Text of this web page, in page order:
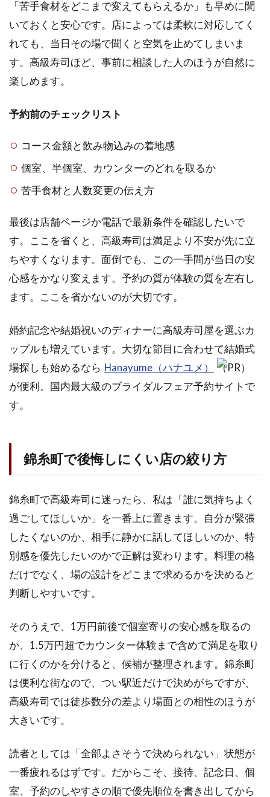
「苦手食材をどこまで変えてもらえるか」も早めに聞
いておくと安心です。店によっては柔軟に対応してく
れても、当日その場で聞くと空気を止めてしまいま
す。高級寿司ほど、事前に相談した人のほうが自然に
楽しめます。
予約前のチェックリスト
コース金額と飲み物込みの着地感
個室、半個室、カウンターのどれを取るか
苦手食材と人数変更の伝え方
最後は店舗ページか電話で最新条件を確認したいで
す。ここを省くと、高級寿司は満足より不安が先に立
ちやすくなります。面倒でも、この一手間が当日の安
心感をかなり変えます。予約の質が体験の質を左右し
ます。ここを省かないのが大切です。
婚約記念や結婚祝いのディナーに高級寿司屋を選ぶカ
ップルも増えています。大切な節目に合わせて結婚式
場探しも始めるなら Hanayume（ハナユメ）
（PR）
が便利。国内最大級のブライダルフェア予約サイトで
す。
錦糸町で後悔しにくい店の絞り方
錦糸町で高級寿司に迷ったら、私は「誰に気持ちよく
過ごしてほしいか」を一番上に置きます。自分が緊張
したくないのか、相手に静かに話してほしいのか、特
別感を優先したいのかで正解は変わります。料理の格
だけでなく、場の設計をどこまで求めるかを決めると
判断しやすいです。
そのうえで、1万円前後で個室寄りの安心感を取るの
か、1.5万円超でカウンター体験まで含めて満足を取り
に行くのかを分けると、候補が整理されます。錦糸町
は便利な街なので、つい駅近だけで決めがちですが、
高級寿司では徒歩数分の差より場面との相性のほうが
大きいです。
読者としては「全部よさそうで決められない」状態が
一番疲れるはずです。だからこそ、接待、記念日、個
室、予約のしやすさの順で優先順位を書き出してから